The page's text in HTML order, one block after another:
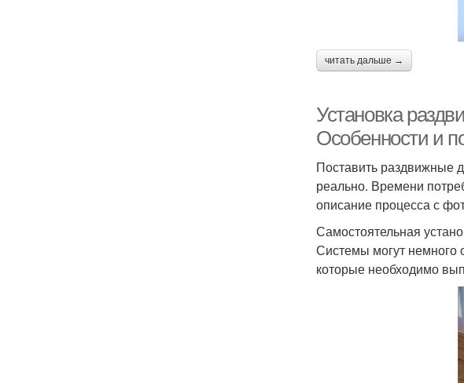
читать дальше →
Установка
Особенности и
Поставить раздвижные
реально. Времени
описание процесса с
Самостоятельная
Системы могут немного
которые необходимо